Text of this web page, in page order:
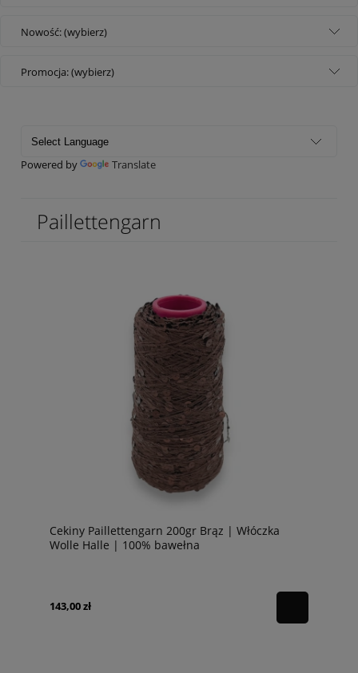
Nowość: (wybierz)
Promocja: (wybierz)
Powered by Translate
Paillettengarn
Cekiny Paillettengarn 200gr Brąz | Włóczka
Wolle Halle | 100% bawełna
143,00 zł